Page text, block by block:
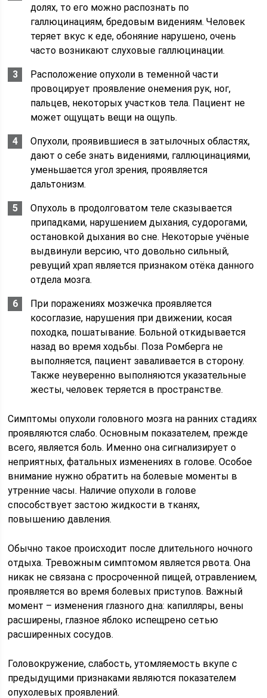
долях, то его можно распознать по
галлюцинациям, бредовым видениям. Человек
теряет вкус к еде, обоняние нарушено, очень
часто возникают слуховые галлюцинации.
Расположение опухоли в теменной части
провоцирует проявление онемения рук, ног,
пальцев, некоторых участков тела. Пациент не
может ощущать вещи на ощупь.
Опухоли, проявившиеся в затылочных областях,
дают о себе знать видениями, галлюцинациями,
уменьшается угол зрения, проявляется
дальтонизм.
Опухоль в продолговатом теле сказывается
припадками, нарушением дыхания, судорогами,
остановкой дыхания во сне. Некоторые учёные
выдвинули версию, что довольно сильный,
ревущий храп является признаком отёка данного
отдела мозга.
При поражениях мозжечка проявляется
косоглазие, нарушения при движении, косая
походка, пошатывание. Больной откидывается
назад во время ходьбы. Поза Ромберга не
выполняется, пациент заваливается в сторону.
Также неуверенно выполняются указательные
жесты, человек теряется в пространстве.
Симптомы опухоли головного мозга на ранних стадиях
проявляются слабо. Основным показателем, прежде
всего, является боль. Именно она сигнализирует о
неприятных, фатальных изменениях в голове. Особое
внимание нужно обратить на болевые моменты в
утренние часы. Наличие опухоли в голове
способствует застою жидкости в тканях,
повышению давления.
Обычно такое происходит после длительного ночного
отдыха. Тревожным симптомом является рвота. Она
никак не связана с просроченной пищей, отравлением,
проявляется во время болевых приступов. Важный
момент – изменения глазного дна: капилляры, вены
расширены, глазное яблоко испещрено сетью
расширенных сосудов.
Головокружение, слабость, утомляемость вкупе с
предыдущими признаками являются показателем
опухолевых проявлений.